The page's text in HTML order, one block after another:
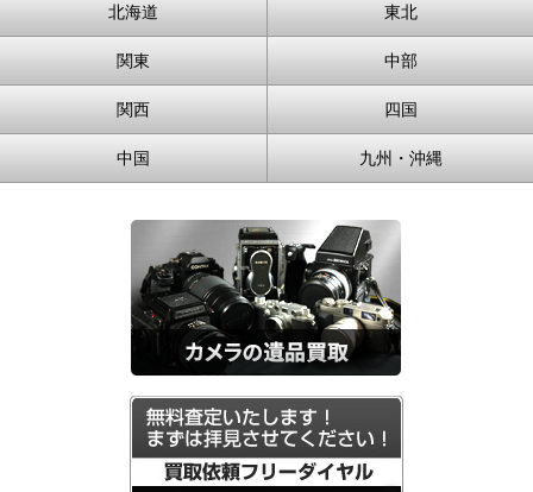
北海道 東北
関東 中部
関西 四国
中国 九州・沖縄